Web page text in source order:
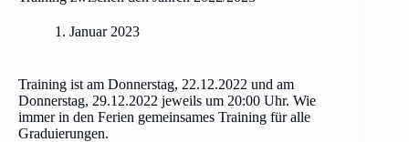
1. Januar 2023
Training ist am Donnerstag, 22.12.2022 und am
Donnerstag, 29.12.2022 jeweils um 20:00 Uhr. Wie
immer in den Ferien gemeinsames Training für alle
Graduierungen.